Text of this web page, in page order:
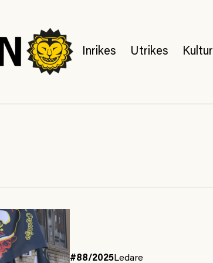
Inrikes Utrikes Kultur
#88/2025Ledare